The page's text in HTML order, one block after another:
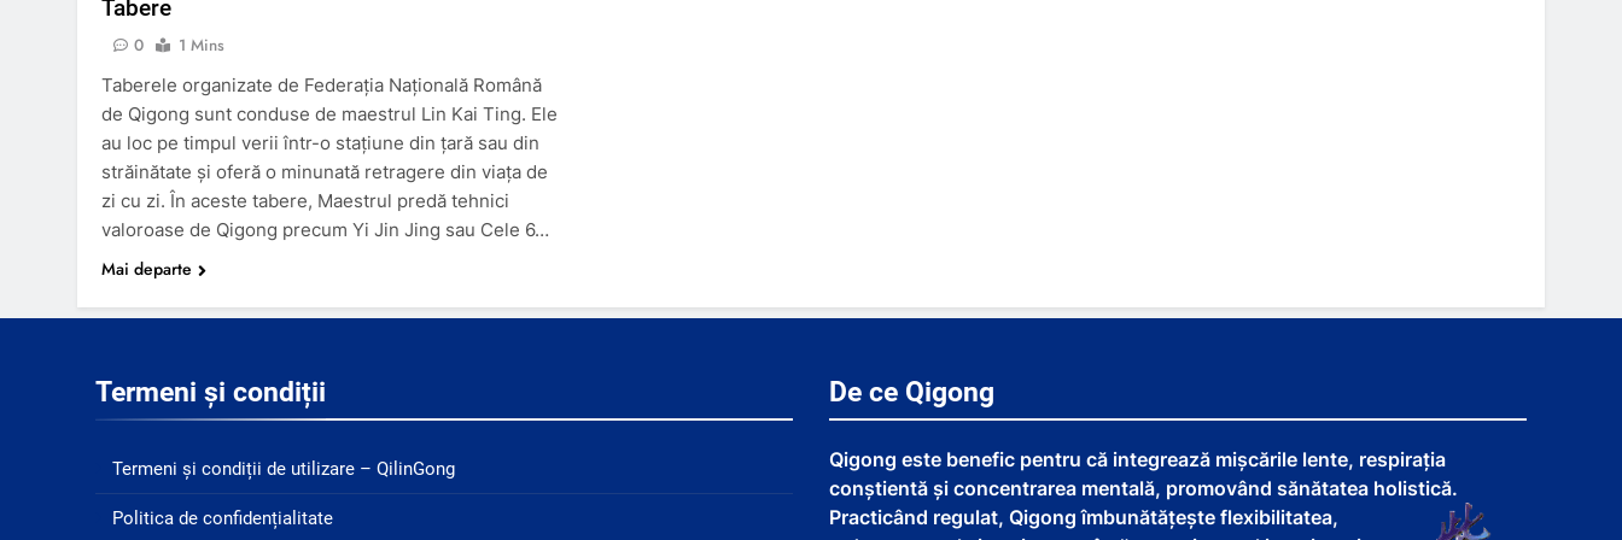
Tabere
0
1 Mins
Taberele organizate de Federația Națională Română
de Qigong sunt conduse de maestrul Lin Kai Ting. Ele
au loc pe timpul verii într-o stațiune din țară sau din
străinătate și oferă o minunată retragere din viața de
zi cu zi. În aceste tabere, Maestrul predă tehnici
valoroase de Qigong precum Yi Jin Jing sau Cele 6…
Mai departe
Termeni și condiții
Termeni și condiții de utilizare – QilinGong
Politica de confidențialitate
De ce Qigong
Qigong este benefic pentru că integrează mișcările lente, respirația
conștientă și concentrarea mentală, promovând sănătatea holistică.
Practicând regulat, Qigong îmbunătățește flexibilitatea,